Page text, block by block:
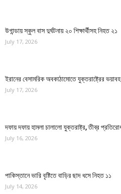
উগান্ডায় স্কুল বাস দুর্ঘটনায় ২০ শিক্ষার্থীসহ নিহত ২১
July 17, 2026
ইরানের বেসামরিক অবকাঠামোতে যুক্তরাষ্ট্রের ভয়াবহ
July 17, 2026
দফায় দফায় হামলা চালালো যুক্তরাষ্ট্র, তীব্র
July 16, 2026
পাকিস্তানে ভারি বৃষ্টিতে বাড়ির ছাদ ধসে নিহত ১১
July 14, 2026